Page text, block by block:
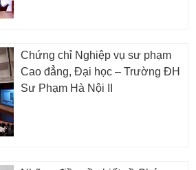
Chứng chỉ Nghiệp vụ sư phạm
Cao đẳng, Đại học – Trường ĐH
Sư Phạm Hà Nội II